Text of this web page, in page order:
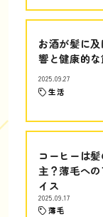
お酒が髪に
響と健康的
2025.09.27
生活
コーヒーは
主？薄毛へ
イス
2025.09.17
薄毛